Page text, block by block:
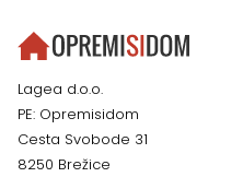
Lagea d.o.o.
PE: Opremisidom
Cesta Svobode 31
8250 Brežice